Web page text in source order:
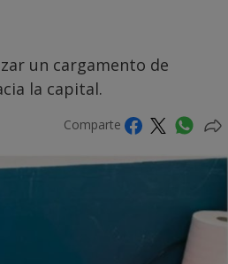
un cargamento de
la capital.
Comparte